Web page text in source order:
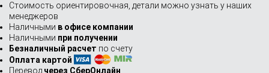
Стоимость ориентировочная, детали можно узнать у наших
менеджеров
Наличными в офисе компании
Наличными при получении
Безналичный расчет по счету
Оплата картой
Перевод через СберОнлайн